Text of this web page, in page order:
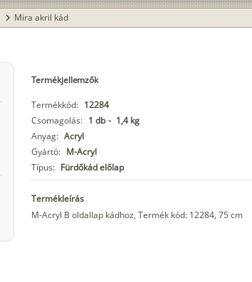
chevron_right Mira akril kád
Termékjellemzők
Termékkód: 12284
Csomagolás: 1 db - 1,4 kg
Anyag: Acryl
Gyártó: M-Acryl
Típus: Fürdőkád előlap
Termékleírás
M-Acryl B oldallap kádhoz, Termék kód: 12284, 75 cm